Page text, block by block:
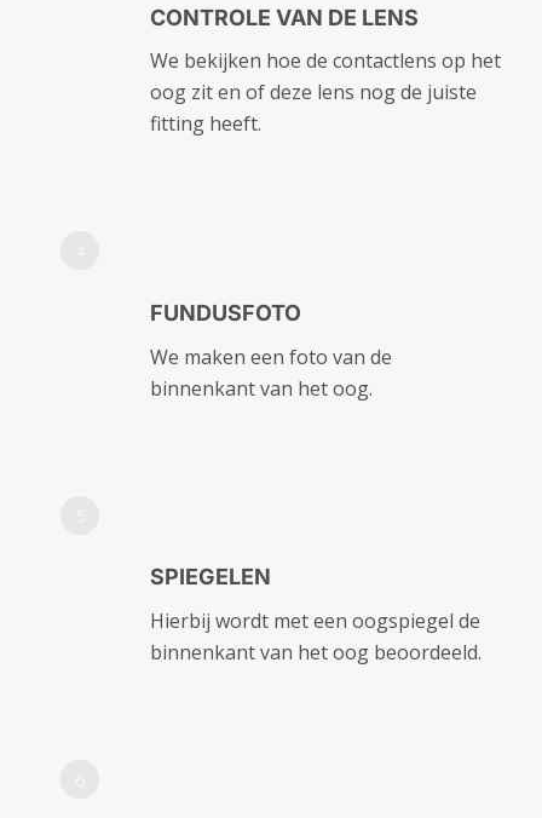
CONTROLE VAN DE LENS
We bekijken hoe de contactlens op het
oog zit en of deze lens nog de juiste
fitting heeft.
FUNDUSFOTO
We maken een foto van de
binnenkant van het oog.
SPIEGELEN
Hierbij wordt met een oogspiegel de
binnenkant van het oog beoordeeld.